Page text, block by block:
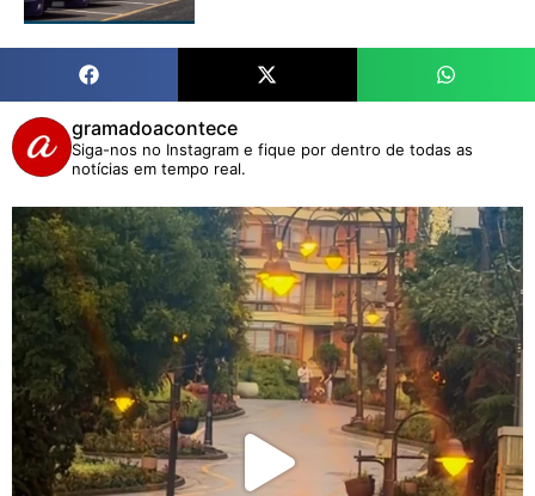
gramadoacontece
Siga-nos no Instagram e fique por dentro de todas as
notícias em tempo real.